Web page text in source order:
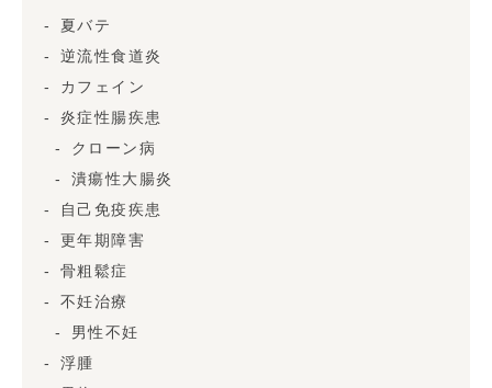
夏バテ
逆流性食道炎
カフェイン
炎症性腸疾患
クローン病
潰瘍性大腸炎
自己免疫疾患
更年期障害
骨粗鬆症
不妊治療
男性不妊
浮腫